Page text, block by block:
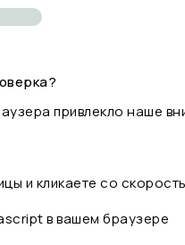
привлекло наше
и кликаете со
в вашем браузере